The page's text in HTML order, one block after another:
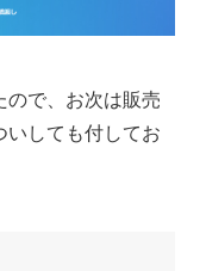
ので、お次は販売
いしても付してお